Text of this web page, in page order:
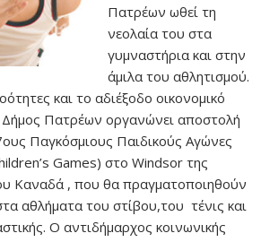
Πατρέων ωθεί τη
νεολαία του στα
γυμναστήρια και στην
άμιλα του αθλητισμού.
και το αδιέξοδο οικονομικό
Δήμος Πατρέων οργανώνει αποστολή
Παγκόσμιους Παιδικούς Αγώνες
Games) στο Windsor της
Καναδά , που θα πραγματοποιηθούν
αθλήματα του στίβου,του τένις και
Ο αντιδήμαρχος κοινωνικής